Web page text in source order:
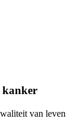
kanker
van leven